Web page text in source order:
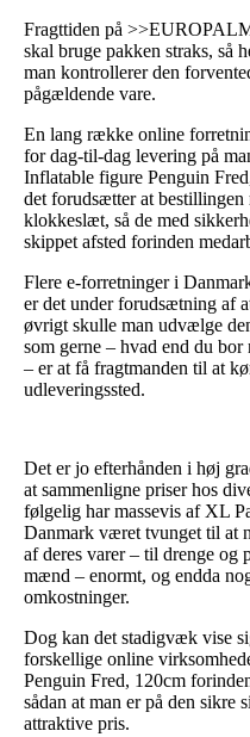
Fragttiden på
skal bruge pakken straks, så
man kontrollerer den
pågældende vare.
En lang række online
for dag-til-dag levering på
Inflatable figure Penguin
det forudsætter at bestillingen
klokkeslæt, så de med
skippet afsted forinden
Flere e-forretninger i
er det under forudsætning af
øvrigt skulle man udvælge
som gerne – hvad end du
– er at få fragtmanden til at
udleveringssted.
Det er jo efterhånden i høj
at sammenligne priser hos
følgelig har massevis af XL
Danmark været tvunget til at
af deres varer – til drenge og
mænd – enormt, og endda
omkostninger.
Dog kan det stadigvæk vise
forskellige online
Penguin Fred, 120cm
sådan at man er på den sikre
attraktive pris.